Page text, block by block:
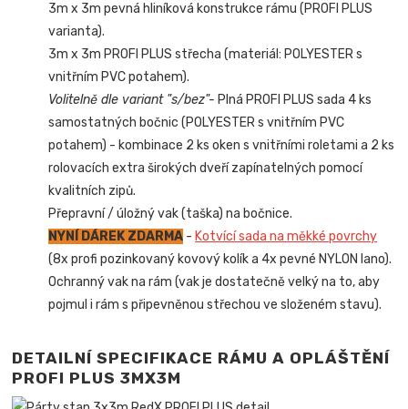
3m x 3m pevná hliníková konstrukce rámu (PROFI PLUS
varianta).
3m x 3m PROFI PLUS střecha (materiál: POLYESTER s
vnitřním PVC potahem).
Volitelně dle variant "s/bez"- Plná PROFI PLUS sada 4 ks
samostatných bočnic (POLYESTER s vnitřním PVC
potahem) - kombinace 2 ks oken s vnitřními roletami a 2 ks
rolovacích extra širokých dveří zapínatelných pomocí
kvalitních zipů.
Přepravní / úložný vak (taška) na bočnice.
NYNÍ DÁREK ZDARMA - Kotvící sada na měkké povrchy
(8x profi pozinkovaný kovový kolík a 4x pevné NYLON lano).
Ochranný vak na rám (vak je dostatečně velký na to, aby
pojmul i rám s připevněnou střechou ve složeném stavu).
DETAILNÍ SPECIFIKACE RÁMU A OPLÁŠTĚNÍ
PROFI PLUS 3MX3M